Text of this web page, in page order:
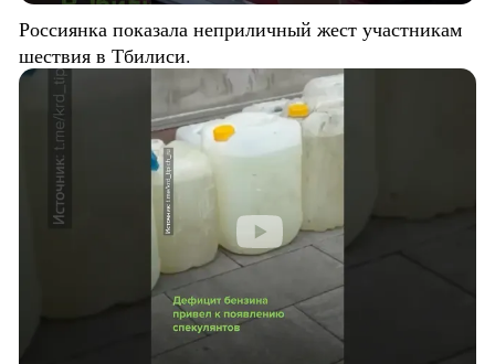
Россиянка показала неприличный жест участникам
шествия в Тбилиси.